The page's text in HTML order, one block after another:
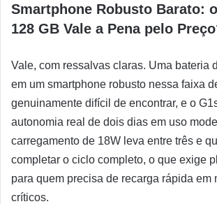
Smartphone Robusto Barato:
128 GB Vale a Pena pelo
Vale, com ressalvas claras. Uma bateria
em um smartphone robusto nessa faixa
genuinamente difícil de encontrar, e o
autonomia real de dois dias em uso
carregamento de 18W leva entre três e
completar o ciclo completo, o que exige
para quem precisa de recarga rápida em
críticos.